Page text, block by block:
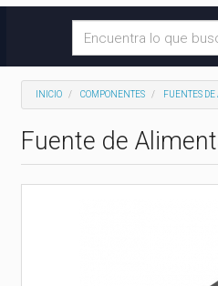
INICIO COMPONENTES FUENTES
Fuente de